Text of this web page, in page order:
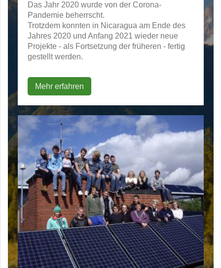
Das Jahr 2020 wurde von der Corona-
Pandemie beherrscht.
Trotzdem konnten in Nicaragua am Ende des
Jahres 2020 und Anfang 2021 wieder neue
Projekte - als Fortsetzung der früheren - fertig
gestellt werden.
Mehr erfahren